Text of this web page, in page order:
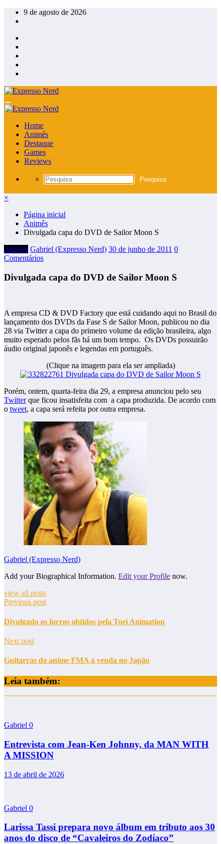
Pular
para
conteúdo
9 de agosto de 2026
Home
Animês
Destaque
Games
Reviews
×
Página inicial
Animês
Divulgada capa do DVD de Sailor Moon S
Animês Gabriel (Expresso Nerd) 30 de junho de 2011 0
Comentários
Divulgada capa do DVD de Sailor Moon S
A empresa CD & DVD Factory que está cuidando aqui no Brasil do
lançamento dos DVDs da Fase S de Sailor Moon, publicou no dia
28 via Twitter a capa do primeiro volume da edição brasileira, algo
muito esperado pelos fãs há um bom tempo. Os DVDs possuirão
áudio original japonês e legendas em português.
(Clique na imagem para ela ser ampliada)
Porém, ontem, quarta-feira dia 29, a empresa anunciou pelo seu
Twitterque ficou insatisfeita com a capa produzida. De acordo com
o tweet, a capa será refeita por outra empresa.
Gabriel (Expresso Nerd)
Add your Biographical Information. Edit your Profile now.
view all posts
Previous post
Divulgado os lucros obtidos pela Toei Animation
Next post
Guitarras do anime FMA á venda no Japão
Leia também:
Gabriel 0
Entrevista com Jean-Ken Johnny, da MAN WITH
A MISSION
13 de abril de 2026
Gabriel 0
Larissa Tassi prepara novo álbum em tributo aos 30
anos do disco de “Cavaleiros do Zodíaco”